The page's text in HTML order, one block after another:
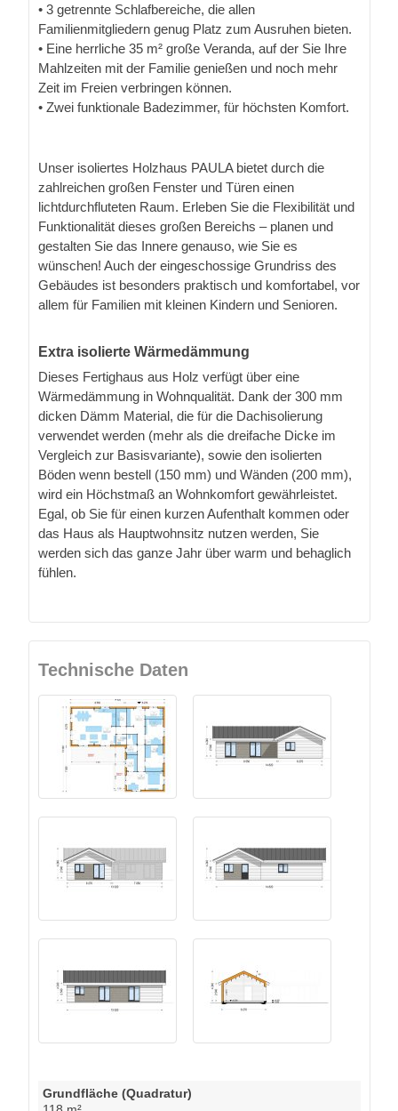
• 3 getrennte Schlafbereiche, die allen
Familienmitgliedern genug Platz zum Ausruhen bieten.
• Eine herrliche 35 m² große Veranda, auf der Sie Ihre
Mahlzeiten mit der Familie genießen und noch mehr
Zeit im Freien verbringen können.
• Zwei funktionale Badezimmer, für höchsten Komfort.
Unser isoliertes Holzhaus PAULA bietet durch die
zahlreichen großen Fenster und Türen einen
lichtdurchfluteten Raum. Erleben Sie die Flexibilität und
Funktionalität dieses großen Bereichs – planen und
gestalten Sie das Innere genauso, wie Sie es
wünschen! Auch der eingeschossige Grundriss des
Gebäudes ist besonders praktisch und komfortabel, vor
allem für Familien mit kleinen Kindern und Senioren.
Extra isolierte Wärmedämmung
Dieses Fertighaus aus Holz verfügt über eine
Wärmedämmung in Wohnqualität. Dank der 300 mm
dicken Dämm Material, die für die Dachisolierung
verwendet werden (mehr als die dreifache Dicke im
Vergleich zur Basisvariante), sowie den isolierten
Böden wenn bestell (150 mm) und Wänden (200 mm),
wird ein Höchstmaß an Wohnkomfort gewährleistet.
Egal, ob Sie für einen kurzen Aufenthalt kommen oder
das Haus als Hauptwohnsitz nutzen werden, Sie
werden sich das ganze Jahr über warm und behaglich
fühlen.
Technische Daten
Grundfläche (Quadratur)